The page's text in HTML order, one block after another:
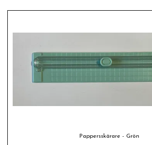
Pappersskärare - Grön